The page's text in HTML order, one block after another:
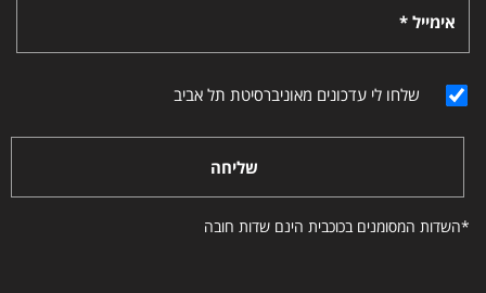
אימייל *
שלחו לי עדכונים מאוניברסיטת תל אביב
שליחה
*השדות המסומנים בכוכבית הינם שדות חובה